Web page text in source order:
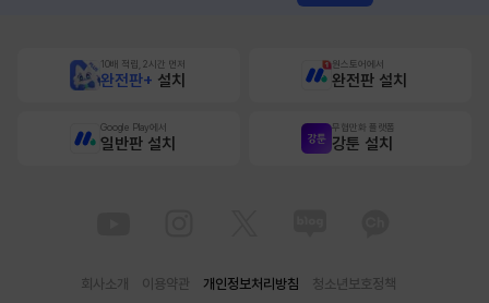
10배 적립, 2시간 먼저
완전판+ 설치
원스토어에서
완전판 설치
Google Play에서
일반판 설치
무협만화 플랫폼
강툰 설치
회사소개 이용약관 개인정보처리방침 청소년보호정책